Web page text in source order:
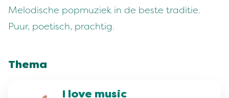
Melodische popmuziek in de beste traditie.
Puur, poetisch, prachtig.
Thema
I love music